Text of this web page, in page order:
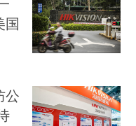
国
公